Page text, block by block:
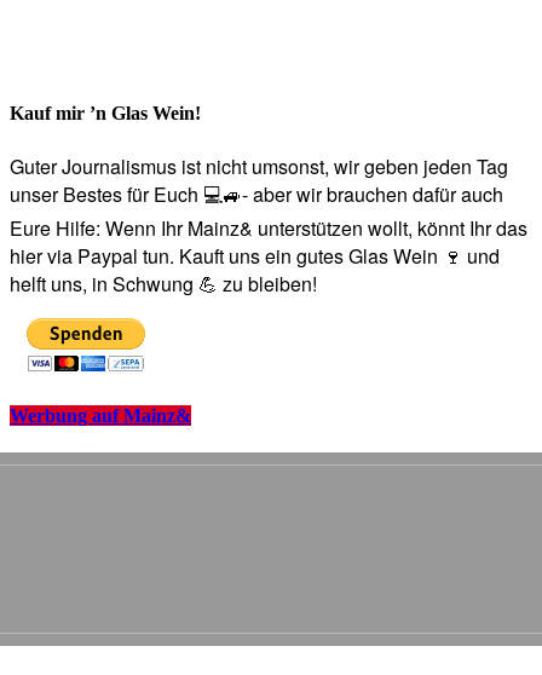
Kauf mir ’n Glas Wein!
Guter Journalismus ist nicht umsonst, wir geben jeden Tag
unser Bestes für Euch 💻🚙- aber wir brauchen dafür auch
Eure Hilfe: Wenn Ihr Mainz& unterstützen wollt, könnt Ihr das
hier via Paypal tun. Kauft uns ein gutes Glas Wein 🍷 und
helft uns, in Schwung 💪 zu bleiben!
Werbung auf Mainz&